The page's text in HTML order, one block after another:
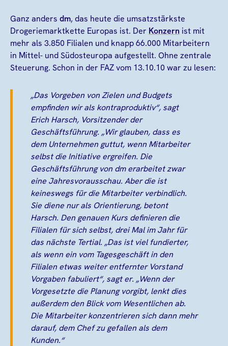
Ganz anders dm, das heute die umsatzstärkste
Drogeriemarktkette Europas ist. Der Konzern ist mit
mehr als 3.850 Filialen und knapp 66.000 Mitarbeitern
in Mittel- und Südosteuropa aufgestellt. Ohne zentrale
Steuerung. Schon in der FAZ vom 13.10.10 war zu lesen:
„Das Vorgeben von Zielen und Budgets
empfinden wir als kontraproduktiv“, sagt
Erich Harsch, Vorsitzender der
Geschäftsführung. „Wir glauben, dass es
dem Unternehmen guttut, wenn Mitarbeiter
selbst die Initiative ergreifen. Die
Geschäftsführung von dm erarbeitet zwar
eine Jahresvorausschau. Aber die ist
keineswegs für die Mitarbeiter verbindlich.
Sie diene nur als Orientierung, betont
Harsch. Den genauen Kurs definieren die
Filialen für sich selbst, drei Mal im Jahr für
das nächste Tertial. „Das ist viel fundierter,
als wenn ein vom Tagesgeschäft in den
Filialen etwas weiter entfernter Vorstand
Vorgaben fabuliert“, sagt er. „Wenn der
Vorgesetzte die Planung vorgibt, lenkt dies
außerdem den Blick vom Wesentlichen ab.
Die Mitarbeiter konzentrieren sich dann mehr
darauf, dem Chef zu gefallen als dem
Kunden.“